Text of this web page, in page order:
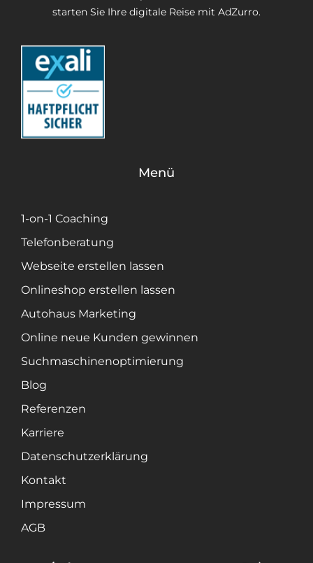
starten Sie Ihre digitale Reise mit AdZurro.
Menü
1-on-1 Coaching
Telefonberatung
Webseite erstellen lassen
Onlineshop erstellen lassen
Autohaus Marketing
Online neue Kunden gewinnen
Suchmaschinenoptimierung
Blog
Referenzen
Karriere
Datenschutzerklärung
Kontakt
Impressum
AGB